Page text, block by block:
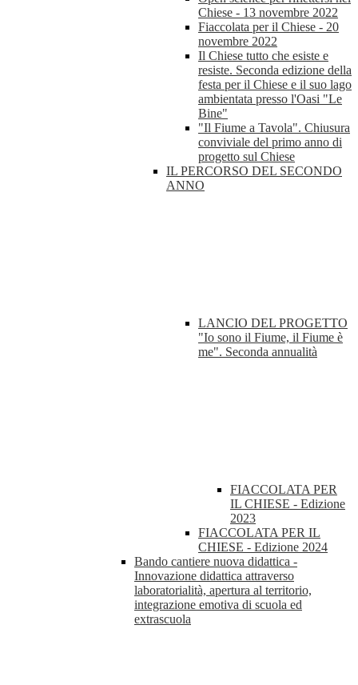
Chiese - 13 novembre 2022
Fiaccolata per il Chiese - 20
novembre 2022
Il Chiese tutto che esiste e
resiste. Seconda edizione della
festa per il Chiese e il suo lago
ambientata presso l'Oasi "Le
Bine"
"Il Fiume a Tavola". Chiusura
conviviale del primo anno di
progetto sul Chiese
IL PERCORSO DEL SECONDO
ANNO
LANCIO DEL PROGETTO
"Io sono il Fiume, il Fiume è
me". Seconda annualità
FIACCOLATA PER
IL CHIESE - Edizione
2023
FIACCOLATA PER IL
CHIESE - Edizione 2024
Bando cantiere nuova didattica -
Innovazione didattica attraverso
laboratorialità, apertura al territorio,
integrazione emotiva di scuola ed
extrascuola